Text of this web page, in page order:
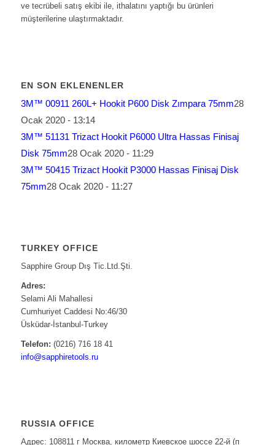
ve tecrübeli satış ekibi ile, ithalatını yaptığı bu ürünleri
müşterilerine ulaştırmaktadır.
EN SON EKLENENLER
3M™ 00911 260L+ Hookit P600 Disk Zımpara 75mm28
Ocak 2020 - 13:14
3M™ 51131 Trizact Hookit P6000 Ultra Hassas Finisaj
Disk 75mm28 Ocak 2020 - 11:29
3M™ 50415 Trizact Hookit P3000 Hassas Finisaj Disk
75mm28 Ocak 2020 - 11:27
TURKEY OFFICE
Sapphire Group Dış Tic.Ltd.Şti.
Adres:
Selami Ali Mahallesi
Cumhuriyet Caddesi No:46/30
Üsküdar-İstanbul-Turkey
Telefon: (0216) 716 18 41
info@sapphiretools.ru
RUSSIA OFFICE
Адрес: 108811 г Москва, километр Киевское шоссе 22-й (п